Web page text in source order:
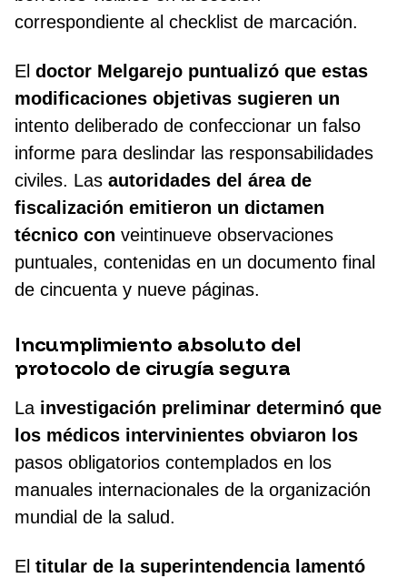
correspondiente al checklist de marcación.
El doctor Melgarejo puntualizó que estas
modificaciones objetivas sugieren un
intento deliberado de confeccionar un falso
informe para deslindar las responsabilidades
civiles. Las autoridades del área de
fiscalización emitieron un dictamen
técnico con veintinueve observaciones
puntuales, contenidas en un documento final
de cincuenta y nueve páginas.
Incumplimiento absoluto del
protocolo de cirugía segura
La investigación preliminar determinó que
los médicos intervinientes obviaron los
pasos obligatorios contemplados en los
manuales internacionales de la organización
mundial de la salud.
El titular de la superintendencia lamentó